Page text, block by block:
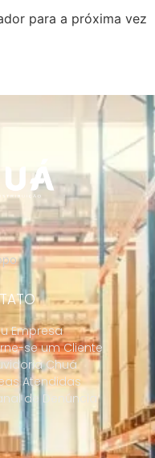
para a próxima vez
Empresa
se um Cliente
Chuá
Atendidas
de Denúncia